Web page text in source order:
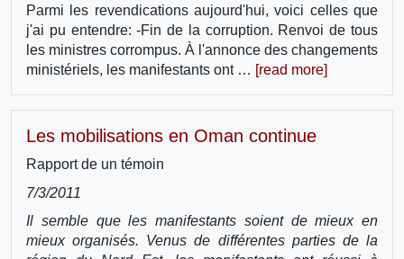
Parmi les revendications aujourd'hui, voici celles que
j'ai pu entendre: -Fin de la corruption. Renvoi de tous
les ministres corrompus. À l'annonce des changements
ministériels, les manifestants ont … [read more]
Les mobilisations en Oman continue
Rapport de un témoin
7/3/2011
Il semble que les manifestants soient de mieux en
mieux organisés. Venus de différentes parties de la